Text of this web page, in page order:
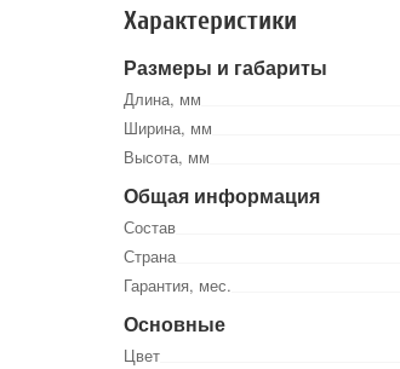
Характеристики
Размеры и габариты
Длина, мм
Ширина, мм
Высота, мм
Общая информация
Состав
Страна
Гарантия, мес.
Основные
Цвет